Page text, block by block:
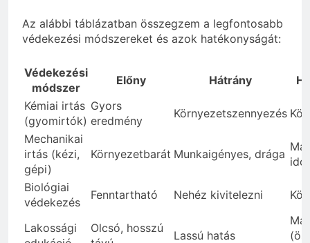
Az alábbi táblázatban összegzem a legfontosabb
védekezési módszereket és azok hatékonyságát:
Védekezési
módszer
Előny Hátrány
Kémiai irtás
(gyomirtók)
Gyors
eredmény
Környezetszennyezés
Mechanikai
irtás (kézi,
gépi)
Környezetbarát Munkaigényes, drága
Biológiai
védekezés
Fenntartható Nehéz kivitelezni
Lakossági
Olcsó, hosszú
Lassú hatás